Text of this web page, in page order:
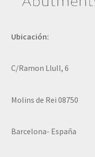
Ubicación:
C/Ramon Llull, 6
Molins de Rei 08750
Barcelona- España